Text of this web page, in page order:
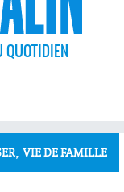
QUOTIDIEN
, VIE DE FAMILLE